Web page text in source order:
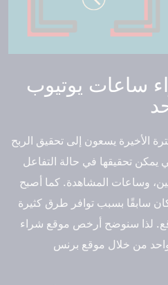
ساعات يوتيوب
الأخيرة يسعون إلى تحقيق الربح
يمكن تحقيقها في حالة التفاعل
وساعات المشاهدة. كما أصبح
كان سابقًا بسبب توافر طرق كثيرة
لذا سنوضح أرخص موقع شراء
من خلال موقع برنس